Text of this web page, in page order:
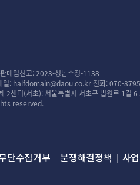
매업신고: 2023-성남수정-1138
일: halfdomain@daou.co.kr 전화: 070-
2센터(서초): 서울특별시 서초구 법원로 1길
reserved.
단수집거부 분쟁해결정책 사